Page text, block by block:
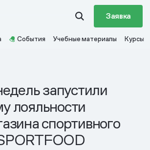
Заявка
События Учебные материалы Курсы
запустили
лояльности
спортивного